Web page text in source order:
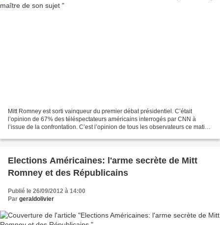
Mitt Romney est sorti vainqueur du premier débat présidentiel. C’était
l’opinion de 67% des téléspectateurs américains interrogés par CNN à
l’issue de la confrontation. C’est l’opinion de tous les observateurs ce matin
Elections Américaines: l'arme secrète de Mitt
Romney et des Républicains
Publié le 26/09/2012 à 14:00
Par geraldolivier